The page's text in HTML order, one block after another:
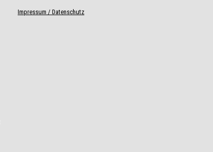
Impressum / Datenschutz